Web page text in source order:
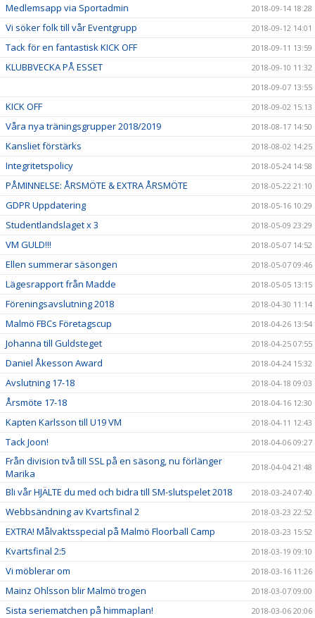
Medlemsapp via Sportadmin 2018-09-14 18:28
Vi söker folk till vår Eventgrupp 2018-09-12 14:01
Tack för en fantastisk KICK OFF 2018-09-11 13:59
KLUBBVECKA PÅ ESSET
2018-09-10 11:32
2018-09-07 13:55
KICK OFF 2018-09-02 15:13
Våra nya träningsgrupper 2018/2019 2018-08-17 14:50
Kansliet förstärks 2018-08-02 14:25
Integritetspolicy 2018-05-24 14:58
PÅMINNELSE: ÅRSMÖTE & EXTRA ÅRSMÖTE 2018-05-22 21:10
GDPR Uppdatering 2018-05-16 10:29
Studentlandslaget x 3 2018-05-09 23:29
VM GULD!!! 2018-05-07 14:52
Ellen summerar säsongen 2018-05-07 09:46
Lägesrapport från Madde 2018-05-05 13:15
Föreningsavslutning 2018 2018-04-30 11:14
Malmö FBCs Företagscup 2018-04-26 13:54
Johanna till Guldsteget 2018-04-25 07:55
Daniel Åkesson Award 2018-04-24 15:32
Avslutning 17-18 2018-04-18 09:03
Årsmöte 17-18 2018-04-16 12:30
Kapten Karlsson till U19 VM 2018-04-11 12:43
Tack Joon! 2018-04-06 09:27
Från division två till SSL på en säsong, nu förlänger
Marika
2018-04-04 21:48
Bli vår HJÄLTE du med och bidra till SM-slutspelet 2018 2018-03-24 07:40
Webbsändning av Kvartsfinal 2 2018-03-23 22:52
EXTRA! Målvaktsspecial på Malmö Floorball Camp 2018-03-23 15:52
Kvartsfinal 2:5 2018-03-19 09:10
Vi möblerar om 2018-03-16 11:26
Mainz Ohlsson blir Malmö trogen 2018-03-07 09:00
Sista seriematchen på himmaplan! 2018-03-06 20:06